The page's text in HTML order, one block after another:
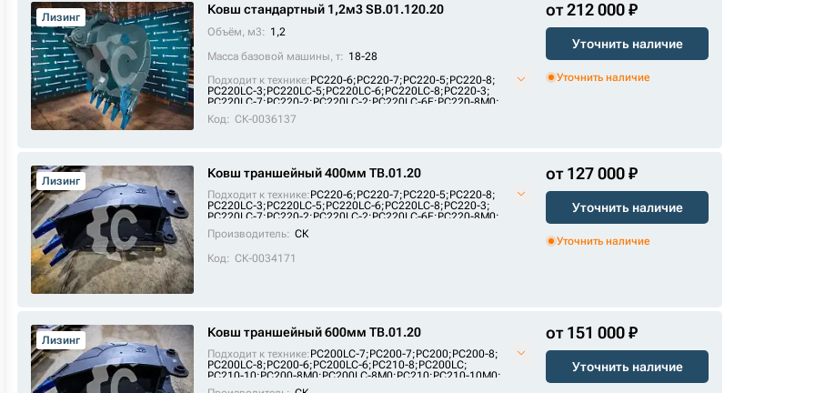
Лизинг
Ковш стандартный 1,2м3 SB.01.120.20
Объём, м3: 1,2
Масса базовой машины, т: 18-28
Подходит к технике:PC220-6;PC220-7;PC220-5;PC220-8;
PC220LC-3;PC220LC-5;PC220LC-6;PC220LC-8;PC220-3;
PC220LC-7;PC220-2;PC220LC-2;PC220LC-6E;PC220-8M0;
SE220;PC220;SE220LC
Код: СК-0036137
от 212 000 ₽
Уточнить наличие
Уточнить наличие
Лизинг
Ковш траншейный 400мм TB.01.20
Подходит к технике:PC220-6;PC220-7;PC220-5;PC220-8;
PC220LC-3;PC220LC-5;PC220LC-6;PC220LC-8;PC220-3;
PC220LC-7;PC220-2;PC220LC-2;PC220LC-6E;PC220-8M0;
SE220
SE220LC
Производитель: СК
Код: СК-0034171
от 127 000 ₽
Уточнить наличие
Уточнить наличие
Лизинг
Ковш траншейный 600мм TB.01.20
Подходит к технике:PC200LC-7;PC200-7;PC200;PC200-8;
PC200LC-8;PC200-6;PC200LC-6;PC210-8;PC200LC;
PC210-10;PC200-8M0;PC200LC-8M0;PC210;PC210-10M0;
ZE215E
PC210LC
от 151 000 ₽
Уточнить наличие